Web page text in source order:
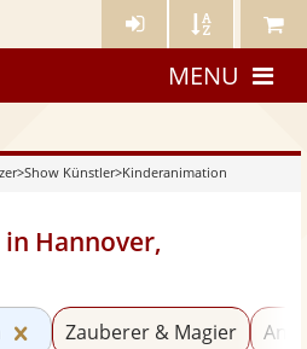
Künstler- Künstler Meine
MENU
>Show Künstler>Kinderanimation
Hannover,
Kategorie
Zauberer & Magier